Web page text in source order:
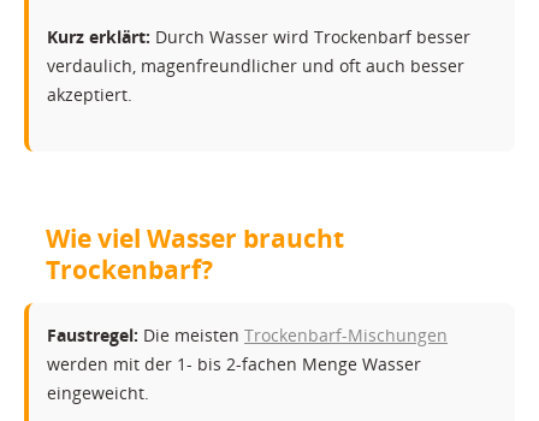
Kurz erklärt: Durch Wasser wird Trockenbarf besser
verdaulich, magenfreundlicher und oft auch besser
akzeptiert.
Wie viel Wasser braucht
Trockenbarf?
Faustregel: Die meisten Trockenbarf-Mischungen
werden mit der 1- bis 2-fachen Menge Wasser
eingeweicht.